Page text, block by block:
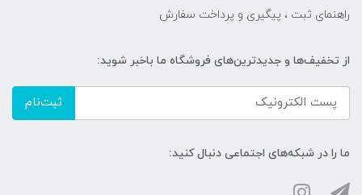
راهنمای ثبت ، پیگیری و پرداخت سفارش
از تخفیف‌ها و جدیدترین‌های فروشگاه ما باخبر شوید:
ثبت‌نام
ما را در شبکه‌های اجتماعی دنبال کنید: